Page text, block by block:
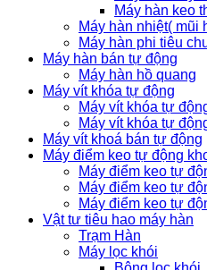
Máy hàn keo
Máy hàn nhiệt( mũi
Máy hàn phi tiêu
Máy hàn bán tự động
Máy hàn hồ quang
Máy vít khóa tự động
Máy vít khóa tự
Máy vít khóa tự
Máy vít khoá bán tự động
Máy điểm keo tự động
Máy điểm keo tự
Máy điểm keo tự
Máy điểm keo tự
Vật tư tiêu hao máy hàn
Trạm Hàn
Máy lọc khói